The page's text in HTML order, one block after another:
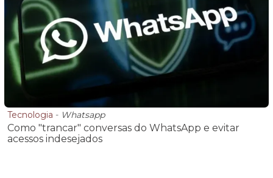
Tecnologia - Whatsapp
Como "trancar" conversas do WhatsApp e evitar
acessos indesejados